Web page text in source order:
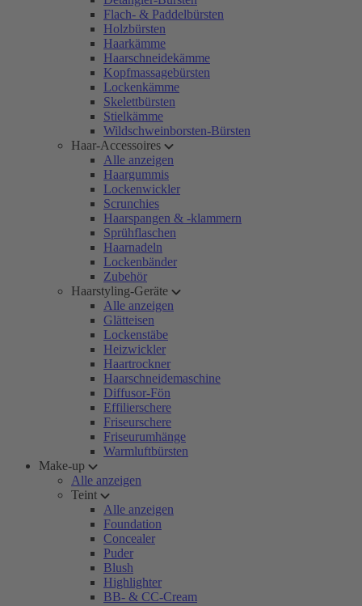
Flach- & Paddelbürsten
Holzbürsten
Haarkämme
Haarschneidekämme
Kopfmassagebürsten
Lockenkämme
Skelettbürsten
Stielkämme
Wildschweinborsten-Bürsten
Haar-Accessoires
Alle anzeigen
Haargummis
Lockenwickler
Scrunchies
Haarspangen & -klammern
Sprühflaschen
Haarnadeln
Lockenbänder
Zubehör
Haarstyling-Geräte
Alle anzeigen
Glätteisen
Lockenstäbe
Heizwickler
Haartrockner
Haarschneidemaschine
Diffusor-Fön
Effilierschere
Friseurschere
Friseurumhänge
Warmluftbürsten
Make-up
Alle anzeigen
Teint
Alle anzeigen
Foundation
Concealer
Puder
Blush
Highlighter
BB- & CC-Cream